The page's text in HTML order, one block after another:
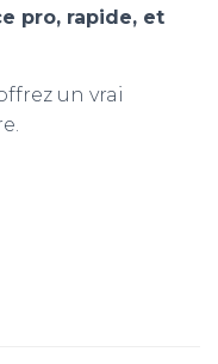
pro, rapide, et
un vrai